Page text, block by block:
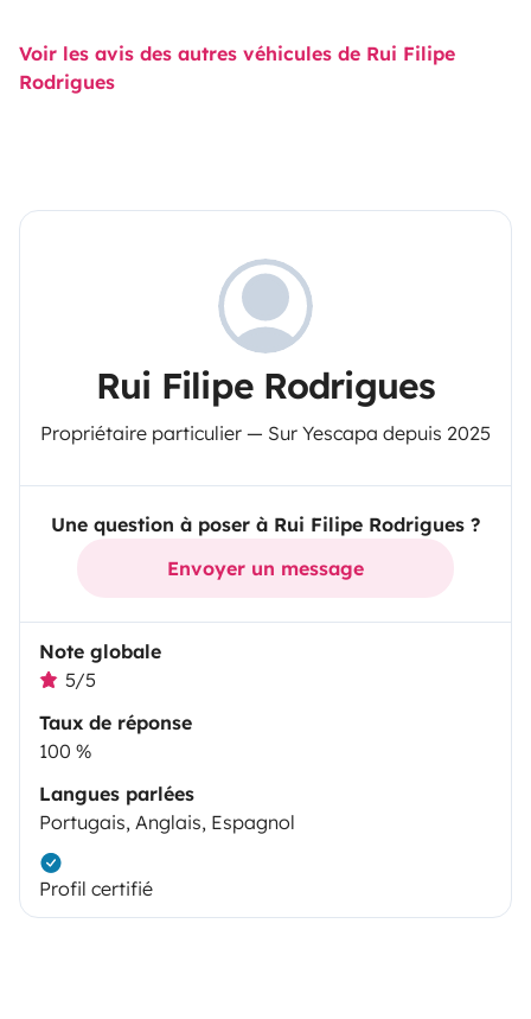
Voir les avis des autres véhicules de Rui Filipe
Rodrigues
Rui Filipe Rodrigues
Propriétaire particulier — Sur Yescapa depuis 2025
Une question à poser à Rui Filipe Rodrigues ?
Envoyer un message
Note globale
5/5
Taux de réponse
100 %
Langues parlées
Portugais, Anglais, Espagnol
Profil certifié